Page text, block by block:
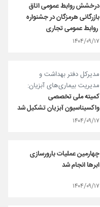
درخشش روابط عمومی اتاق
بازرگانی هرمزگان در جشنواره
روابط عمومی تجاری
۱۴۰۴/۰۹/۱۷
مدیرکل دفتر بهداشت و
مدیریت بیماری‌های آبزیان:
کمیته ملی تخصصی
واکسیناسیون آبزیان تشکیل شد
۱۴۰۴/۰۹/۱۷
چهارمین عملیات بارورسازی
ابرها انجام شد
۱۴۰۴/۰۹/۱۷